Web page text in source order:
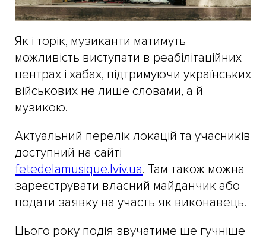
Як і торік, музиканти матимуть
можливість виступати в реабілітаційних
центрах і хабах, підтримуючи українських
військових не лише словами, а й
музикою.
Актуальний перелік локацій та учасників
доступний на сайті
fetedelamusique.lviv.ua. Там також можна
зареєструвати власний майданчик або
подати заявку на участь як виконавець.
Цього року подія звучатиме ще гучніше